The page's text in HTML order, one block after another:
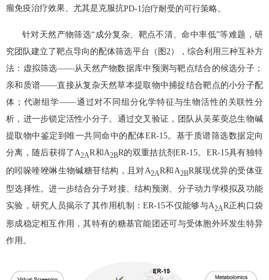
瘤免疫治疗效果、尤其是克服抗PD-1治疗耐受的可行策略。
针对天然产物筛选“成分复杂、靶点不清、命中率低”等难题，研
究团队建立了靶点导向的配体筛选平台（图 2），综合利用三种互补方
法：虚拟筛选——从天然产物数据库中预测与靶点结合的候选分子；
亲和质谱——直接从复杂天然草本提取物中捕捉结合靶点的小分子配
体；代谢组学——通过对不同组分化学特征与生物活性的关联性分
析，进一步锁定活性小分子。通过交叉验证，团队从吴茱萸总生物碱
提取物中鉴定到唯一共同命中的配体ER-15。基于质谱筛选数据定向
分离，随后获得了A2AR和A2BR的双重拮抗剂ER-15。 ER-15具有独特
的吲哚喹唑啉生物碱糖苷结构，且对A2AR和 A2BR展现优异的受体亚
型选择性。进一步结合分子对接、结构预测、分子动力学模拟及功能
实验，研究人员揭示了其作用机制：ER-15不仅能够与A2AR正构口袋
形成稳定相互作用，其特有的糖基官能团还可与受体胞外环发生特异
作用。